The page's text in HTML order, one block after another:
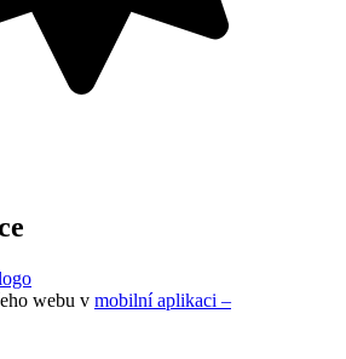
webu v mobilní aplikaci –